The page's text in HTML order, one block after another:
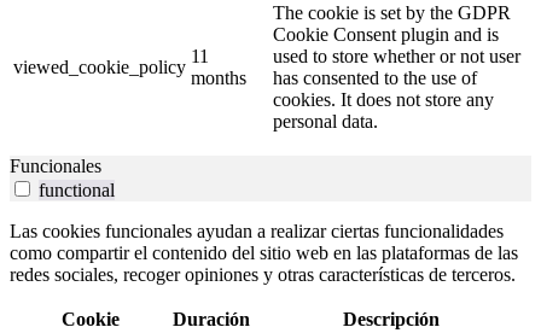
viewed_cookie_policy
11
months
The cookie is set by the GDPR
Cookie Consent plugin and is
used to store whether or not user
has consented to the use of
cookies. It does not store any
personal data.
Funcionales
functional
Las cookies funcionales ayudan a realizar ciertas funcionalidades
como compartir el contenido del sitio web en las plataformas de las
redes sociales, recoger opiniones y otras características de terceros.
Cookie Duración Descripción